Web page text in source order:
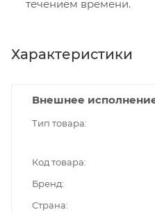
течением времени.
Характеристики
Внешнее
Тип товара
Код товара
Бренд
Страна